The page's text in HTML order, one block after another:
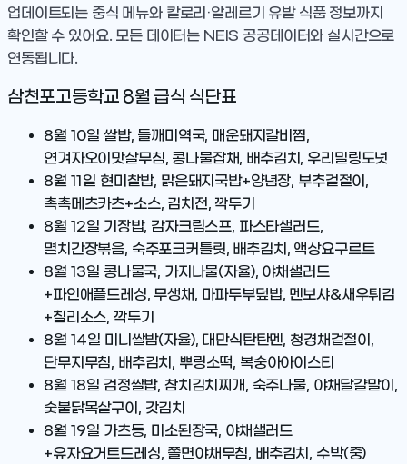
업데이트되는 중식 메뉴와 칼로리·알레르기 유발 식품 정보까지
확인할 수 있어요. 모든 데이터는 NEIS 공공데이터와 실시간으로
연동됩니다.
삼천포고등학교 8월 급식 식단표
8월 10일 쌀밥, 들깨미역국, 매운돼지갈비찜,
연겨자오이맛살무침, 콩나물잡채, 배추김치, 우리밀링도넛
8월 11일 현미찰밥, 맑은돼지국밥+양념장, 부추겉절이,
촉촉메츠카츠+소스, 김치전, 깍두기
8월 12일 기장밥, 감자크림스프, 파스타샐러드,
멸치간장볶음, 숙주포크커틀릿, 배추김치, 액상요구르트
8월 13일 콩나물국, 가지나물(자율), 야채샐러드
+파인애플드레싱, 무생채, 마파두부덮밥, 멘보샤&새우튀김
+칠리소스, 깍두기
8월 14일 미니쌀밥(자율), 대만식탄탄멘, 청경채겉절이,
단무지무침, 배추김치, 뿌링소떡, 복숭아아이스티
8월 18일 검정쌀밥, 참치김치찌개, 숙주나물, 야채달걀말이,
숯불닭목살구이, 갓김치
8월 19일 가츠동, 미소된장국, 야채샐러드
+유자요거트드레싱, 쫄면야채무침, 배추김치, 수박(중)